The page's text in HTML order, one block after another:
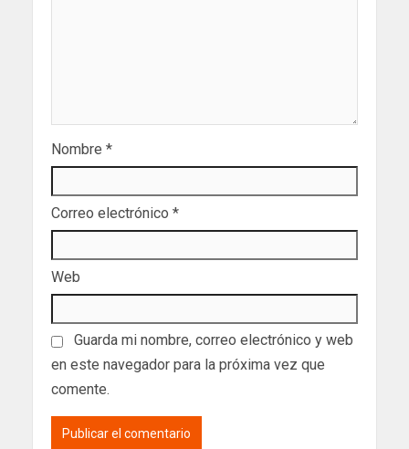
Nombre *
Correo electrónico *
Web
Guarda mi nombre, correo electrónico y web
en este navegador para la próxima vez que
comente.